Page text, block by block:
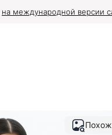
на международной версии